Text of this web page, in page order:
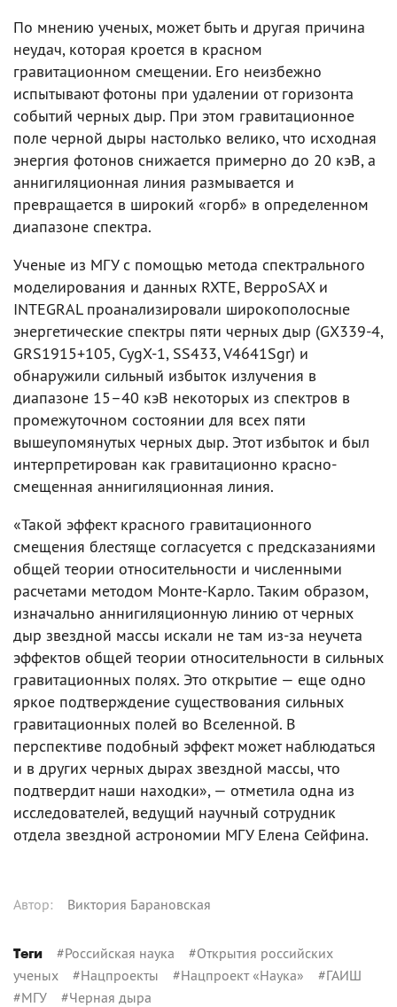
По мнению ученых, может быть и другая причина
неудач, которая кроется в красном
гравитационном смещении. Его неизбежно
испытывают фотоны при удалении от горизонта
событий черных дыр. При этом гравитационное
поле черной дыры настолько велико, что исходная
энергия фотонов снижается примерно до 20 кэВ, а
аннигиляционная линия размывается и
превращается в широкий «горб» в определенном
диапазоне спектра.
Ученые из МГУ с помощью метода спектрального
моделирования и данных RXTE, BeppoSAX и
INTEGRAL проанализировали широкополосные
энергетические спектры пяти черных дыр (GХ339-4,
GRS1915+105, CygX-1, SS433, V4641Sgr) и
обнаружили сильный избыток излучения в
диапазоне 15–40 кэВ некоторых из спектров в
промежуточном состоянии для всех пяти
вышеупомянутых черных дыр. Этот избыток и был
интерпретирован как гравитационно красно-
смещенная аннигиляционная линия.
«Такой эффект красного гравитационного
смещения блестяще согласуется с предсказаниями
общей теории относительности и численными
расчетами методом Монте-Карло. Таким образом,
изначально аннигиляционную линию от черных
дыр звездной массы искали не там из-за неучета
эффектов общей теории относительности в сильных
гравитационных полях. Это открытие — еще одно
яркое подтверждение существования сильных
гравитационных полей во Вселенной. В
перспективе подобный эффект может наблюдаться
и в других черных дырах звездной массы, что
подтвердит наши находки», — отметила одна из
исследователей, ведущий научный сотрудник
отдела звездной астрономии МГУ Елена Сейфина.
Автор: Виктория Барановская
Теги #Российская наука #Открытия российских
ученых #Нацпроекты #Нацпроект «Наука» #ГАИШ
#МГУ #Черная дыра